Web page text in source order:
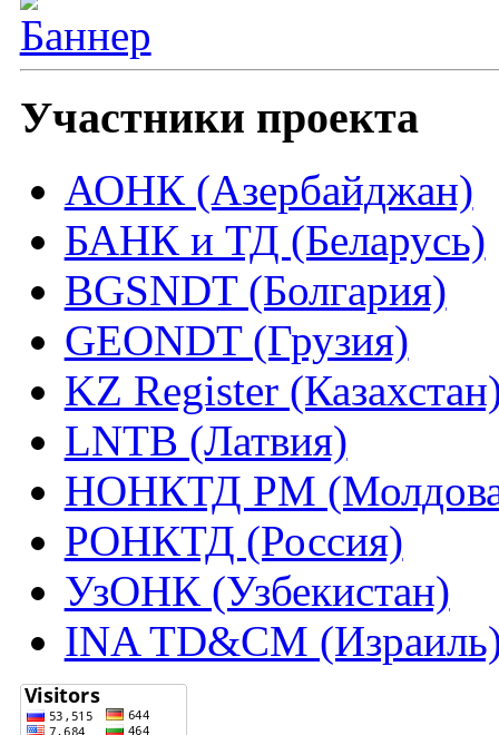
Участники проекта
АОНК (Азербайджан)
БАНК и ТД (Беларусь)
BGSNDT (Болгария)
GEONDT (Грузия)
KZ Register
LNTB (Латвия)
НОНКТД РМ
РОНКТД (Россия)
УзОНК (Узбекистан)
INA TD&CM